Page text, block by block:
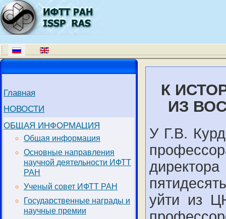
Главная
НОВОСТИ
ОБЩАЯ ИНФОРМАЦИЯ
Общая информация
Основные направления
научной деятельности ИФТТ
РАН
Ученый совет ИФТТ РАН
Государственные награды и
научные премии
К
ИЗ
У Г.В.
уйти из